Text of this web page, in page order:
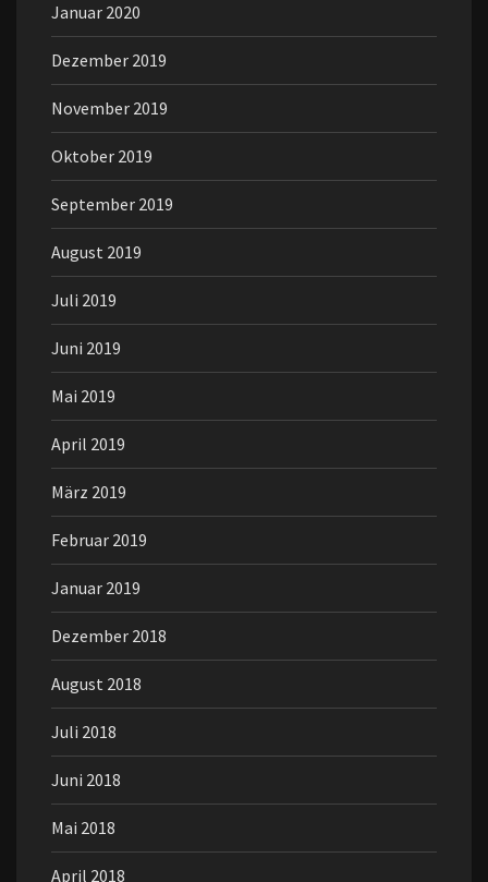
Januar 2020
Dezember 2019
November 2019
Oktober 2019
September 2019
August 2019
Juli 2019
Juni 2019
Mai 2019
April 2019
März 2019
Februar 2019
Januar 2019
Dezember 2018
August 2018
Juli 2018
Juni 2018
Mai 2018
April 2018